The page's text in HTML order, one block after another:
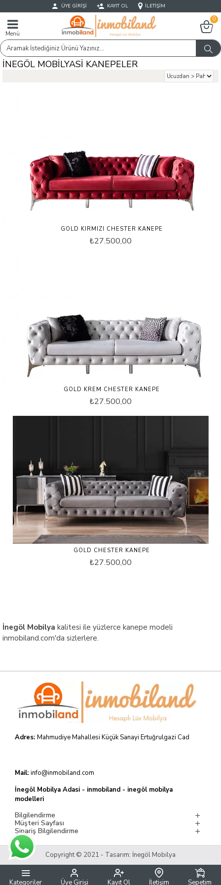
ÜYE GIRIŞI KAYIT OL İLETIŞIM
Menü
0
İNEGÖL MOBILYASI KANEPELER
İnegöl Mobilya kalitesi ile yüzlerce kanepe modeli
inmobiland.com'da sizlerlere.
GOLD KIRMIZI CHESTER KANEPE
₺27.500,00
GOLD KREM CHESTER KANEPE
₺27.500,00
GOLD CHESTER KANEPE
₺27.500,00
Adres: Mahmudiye Mahallesi Küçük Sanayi Ertuğrulgazi Cad
Mail: info@inmobiland.com
İnegöl Mobilya Adasi - inmobiland - inegöl mobilya
modelleri
Bilgilendirme
Müşteri Sayfası
Sipariş Bilgilendirme
Copyright © 2021 - Tasarım: İnegöl Mobilya
Kategoriler Üye Girişi Kayıt Ol İletişim Sepetim